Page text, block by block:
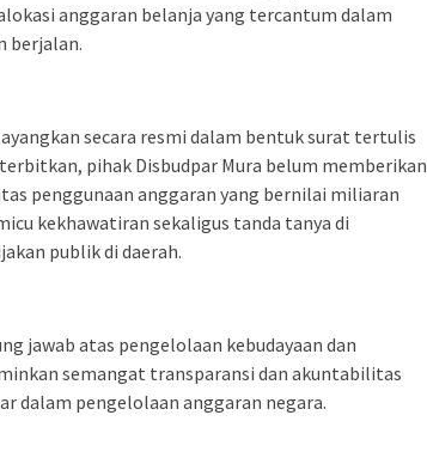
anggaran belanja yang tercantum dalam
berjalan.
secara resmi dalam bentuk surat tertulis
pihak Disbudpar Mura belum memberikan
penggunaan anggaran yang bernilai miliaran
kekhawatiran sekaligus tanda tanya di
publik di daerah.
jawab atas pengelolaan kebudayaan dan
semangat transparansi dan akuntabilitas
dalam pengelolaan anggaran negara.